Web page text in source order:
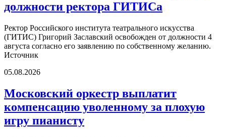
должности ректора ГИТИСа
Ректор Российского института театрального искусства
(ГИТИС) Григорий Заславский освобожден от должности 4
августа согласно его заявлению по собственному желанию.
Источник
05.08.2026
Московский оркестр выплатит
компенсацию уволенному за плохую
игру пианисту